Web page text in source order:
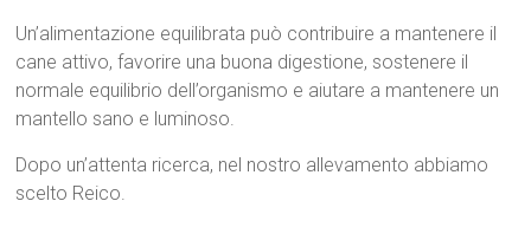
Un’alimentazione equilibrata può contribuire a mantenere il
cane attivo, favorire una buona digestione, sostenere il
normale equilibrio dell’organismo e aiutare a mantenere un
mantello sano e luminoso.
Dopo un’attenta ricerca, nel nostro allevamento abbiamo
scelto Reico.